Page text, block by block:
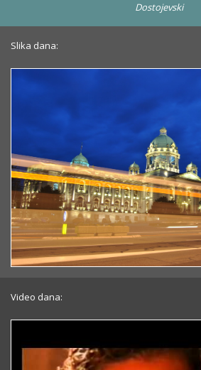
Dostojevski
Slika dana:
Video dana: